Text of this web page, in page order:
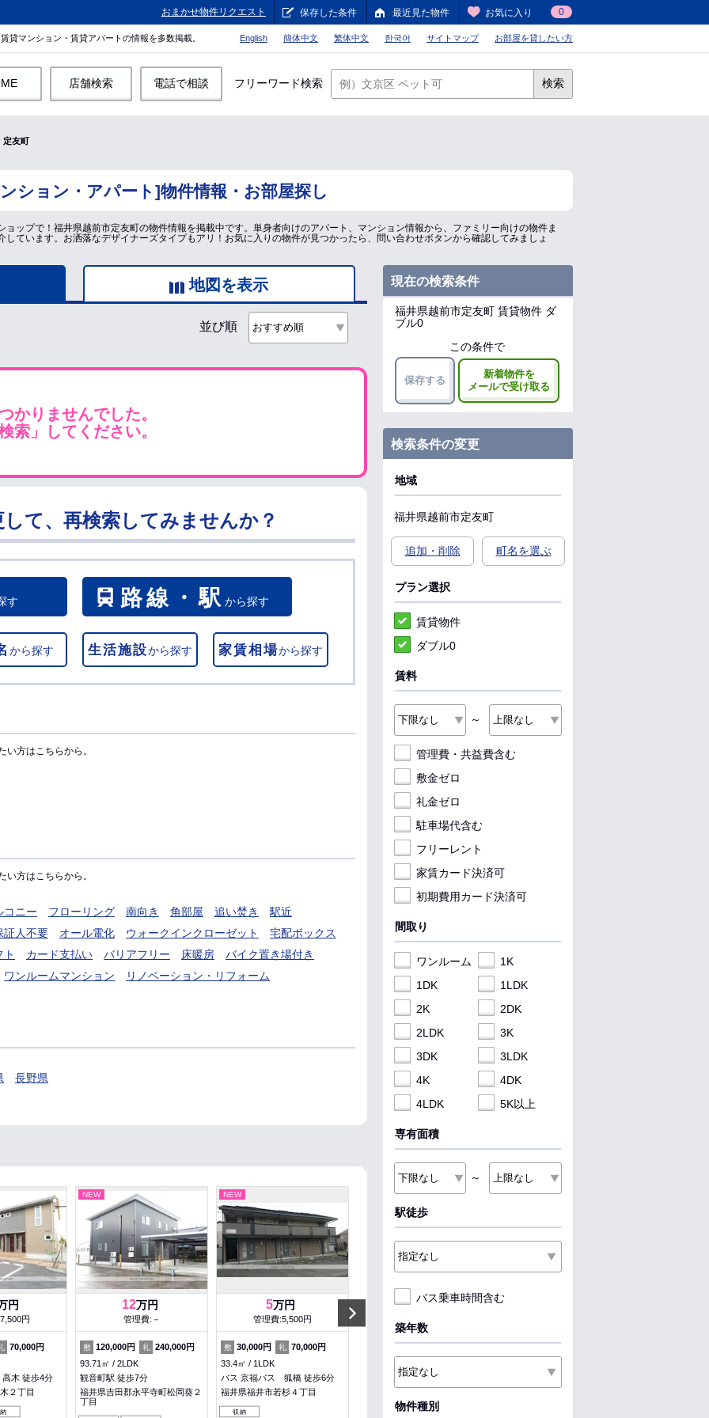
おまかせ物件リクエスト 保存した条件 最近見た物件 お気に入り 0
貸マンション・賃貸アパートの情報を多数掲載。 English 簡体中文 繁体中文 한국어 サイトマップ お部屋を貸したい方
店舗検索 電話で相談 フリーワード検索 検索
定友町
ション・アパート]物件情報・お部屋探し
ップで！福井県越前市定友町の物件情報を掲載中です。単身者向けのアパート、マンション情報から、ファミリー向けの物件ま
ています。お洒落なデザイナーズタイプもアリ！お気に入りの物件が見つかったら、問い合わせボタンから確認してみましょ
地図を表示
並び順
かりませんでした。
索」してください。
て、再検索してみませんか？
す 路線・駅から探す
から探す 生活施設から探す 家賃相場から探す
方はこちらから。
方はこちらから。
コニー フローリング 南向き 角部屋 追い焚き
駅近
証人不要
オール電化 ウォークインクローゼット
宅配ボックス
ト
カード支払い バリアフリー 床暖房
バイク置き場付き
ワンルームマンション
リノベーション・リフォーム
長野県
円
円
70,000円
木 徒歩4分
２丁目
NEW
12万円
管理費:－
敷 120,000円 礼 240,000円
93.71㎡
2LDK
観音町駅 徒歩7分
福井県吉田郡永平寺町松岡葵２
丁目
NEW
5万円
管理費:5,500円
敷 30,000円 礼 70,000円
33.4㎡
1LDK
バス 京福バス 狐橋 徒歩6分
福井県福井市若杉４丁目
収納
5.6 万円
30,000円
30,000円
福井駅 バス10分 舞屋口 徒歩3
福井県福井市西谷２丁目
NEW
30,000円
福井駅 バス10分 和田東 徒歩12
分
現在の検索条件
福井県越前市定友町 賃貸物件 ダ
ブル0
この条件で
保存する
新着物件を
メールで受け取る
検索条件の変更
地域
福井県越前市定友町
追加・削除 町名を選ぶ
プラン選択
賃貸物件
ダブル0
賃料
～
管理費・共益費含む
敷金ゼロ
礼金ゼロ
駐車場代含む
フリーレント
家賃カード決済可
初期費用カード決済可
間取り
ワンルーム
1K
1DK
1LDK
2K
2DK
2LDK
3K
3DK
3LDK
4K
4DK
4LDK
5K以上
専有面積
～
駅徒歩
バス乗車時間含む
築年数
物件種別